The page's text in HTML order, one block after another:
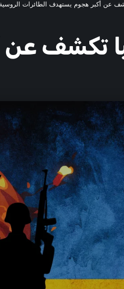
عن أكبر هجوم يستهدف الطائرات الروسية
تكشف